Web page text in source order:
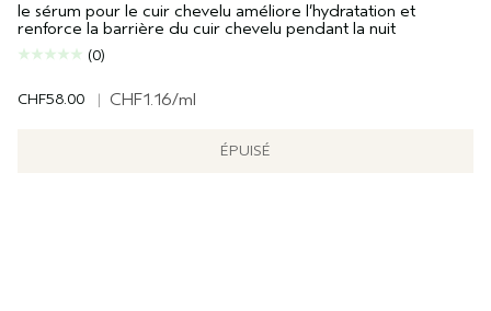
le sérum pour le cuir chevelu améliore l’hydratation et
renforce la barrière du cuir chevelu pendant la nuit
(0)
CHF58.00 | CHF1.16/ml
ÉPUISÉ